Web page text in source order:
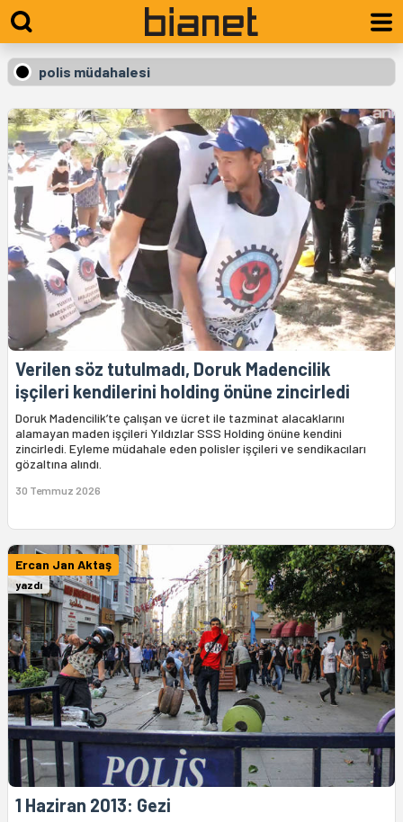
polis müdahalesi
Verilen söz tutulmadı, Doruk Madencilik
işçileri kendilerini holding önüne zincirledi
Doruk Madencilik’te çalışan ve ücret ile tazminat alacaklarını
alamayan maden işçileri Yıldızlar SSS Holding önüne kendini
zincirledi. Eyleme müdahale eden polisler işçileri ve sendikacıları
gözaltına alındı.
30 Temmuz 2026
Ercan Jan Aktaş
yazdı
1 Haziran 2013: Gezi